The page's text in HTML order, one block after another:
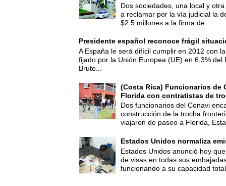
Dos sociedades, una local y
a reclamar por la vía judicial la
$2.5 millones a la firma de ...
Presidente español reconoce frágil
A España le será difícil cumplir en 2012 con
fijado por la Unión Europea (UE) en 6,3% del
Bruto...
(Costa Rica) Funcionarios de
Florida con contratistas de
Dos funcionarios del Conavi
construcción de la trocha
viajaron de paseo a Florida,
Estados Unidos normaliza
Estados Unidos anunció hoy
de visas en todas sus
funcionando a su capacidad